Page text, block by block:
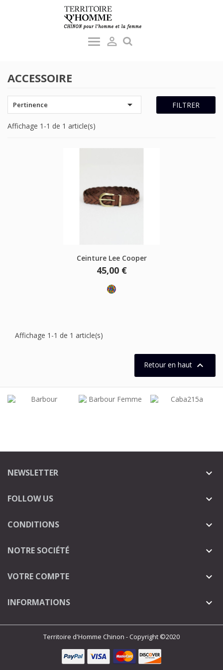

ACCESSOIRE
Pertinence  FILTRER
Affichage 1-1 de 1 article(s)
Ceinture Lee Cooper
Prix
45,00 €
Multicolore
Affichage 1-1 de 1 article(s)
Retour en haut 
NEWSLETTER 
FOLLOW US 
CONDITIONS 
NOTRE SOCIÉTÉ 
VOTRE COMPTE 
INFORMATIONS 
Territoire d'Homme Chinon - Copyright ©2020